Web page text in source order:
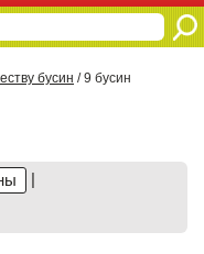
бусин / 9 бусин
|